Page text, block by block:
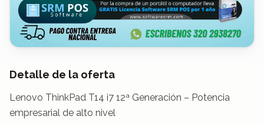
Detalle de la oferta
Lenovo ThinkPad T14 i7 12ª Generación – Potencia
empresarial de alto nivel